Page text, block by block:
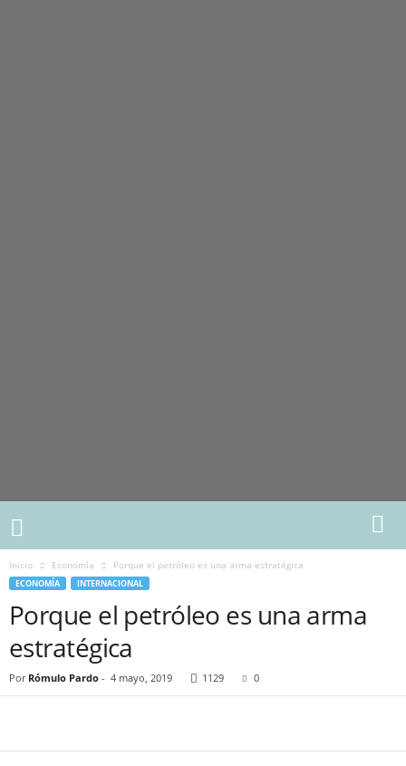
Inicio Economía Porque el petróleo es una arma estratégica
ECONOMÍA INTERNACIONAL
Porque el petróleo es una arma
estratégica
Por Rómulo Pardo - 4 mayo, 2019 1129 0